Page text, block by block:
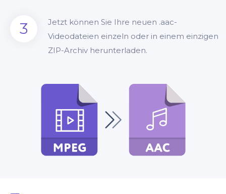
3
Jetzt können Sie Ihre neuen .aac-
Videodateien einzeln oder in einem einzigen
ZIP-Archiv herunterladen.